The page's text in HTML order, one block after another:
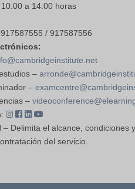
a 14:00 horas
/ 917587556
–
–
–
– Delimita el alcance, condiciones
del servicio.